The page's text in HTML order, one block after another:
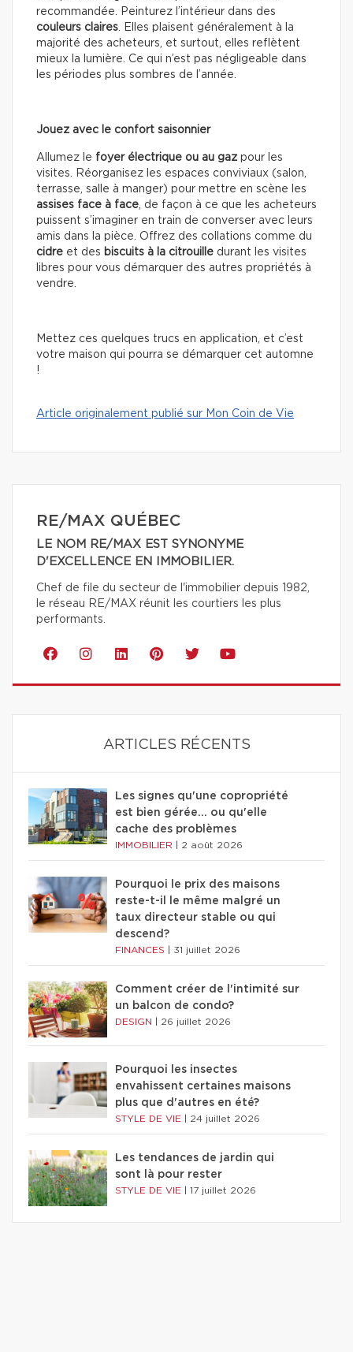
recommandée. Peinturez l’intérieur dans des
couleurs claires. Elles plaisent généralement à la
majorité des acheteurs, et surtout, elles reflètent
mieux la lumière. Ce qui n’est pas négligeable dans
les périodes plus sombres de l’année.
Jouez avec le confort saisonnier
Allumez le foyer électrique ou au gaz pour les
visites. Réorganisez les espaces conviviaux (salon,
terrasse, salle à manger) pour mettre en scène les
assises face à face, de façon à ce que les acheteurs
puissent s’imaginer en train de converser avec leurs
amis dans la pièce. Offrez des collations comme du
cidre et des biscuits à la citrouille durant les visites
libres pour vous démarquer des autres propriétés à
vendre.
Mettez ces quelques trucs en application, et c’est
votre maison qui pourra se démarquer cet automne
!
Article originalement publié sur Mon Coin de Vie
RE/MAX QUÉBEC
LE NOM RE/MAX EST SYNONYME
D'EXCELLENCE EN IMMOBILIER.
Chef de file du secteur de l'immobilier depuis 1982,
le réseau RE/MAX réunit les courtiers les plus
performants.
ARTICLES RÉCENTS
Les signes qu'une copropriété
est bien gérée… ou qu'elle
cache des problèmes
IMMOBILIER 2 août 2026
Pourquoi le prix des maisons
reste-t-il le même malgré un
taux directeur stable ou qui
descend?
FINANCES 31 juillet 2026
Comment créer de l'intimité sur
un balcon de condo?
DESIGN 26 juillet 2026
Pourquoi les insectes
envahissent certaines maisons
plus que d'autres en été?
STYLE DE VIE 24 juillet 2026
Les tendances de jardin qui
sont là pour rester
STYLE DE VIE 17 juillet 2026